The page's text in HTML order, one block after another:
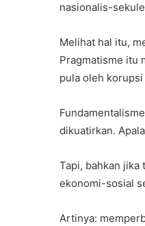
nasionalis-
Melihat hal itu,
Pragmatisme itu
pula oleh korupsi
dikuatirkan.
Tapi, bahkan
ekonomi-sosial
Artinya: